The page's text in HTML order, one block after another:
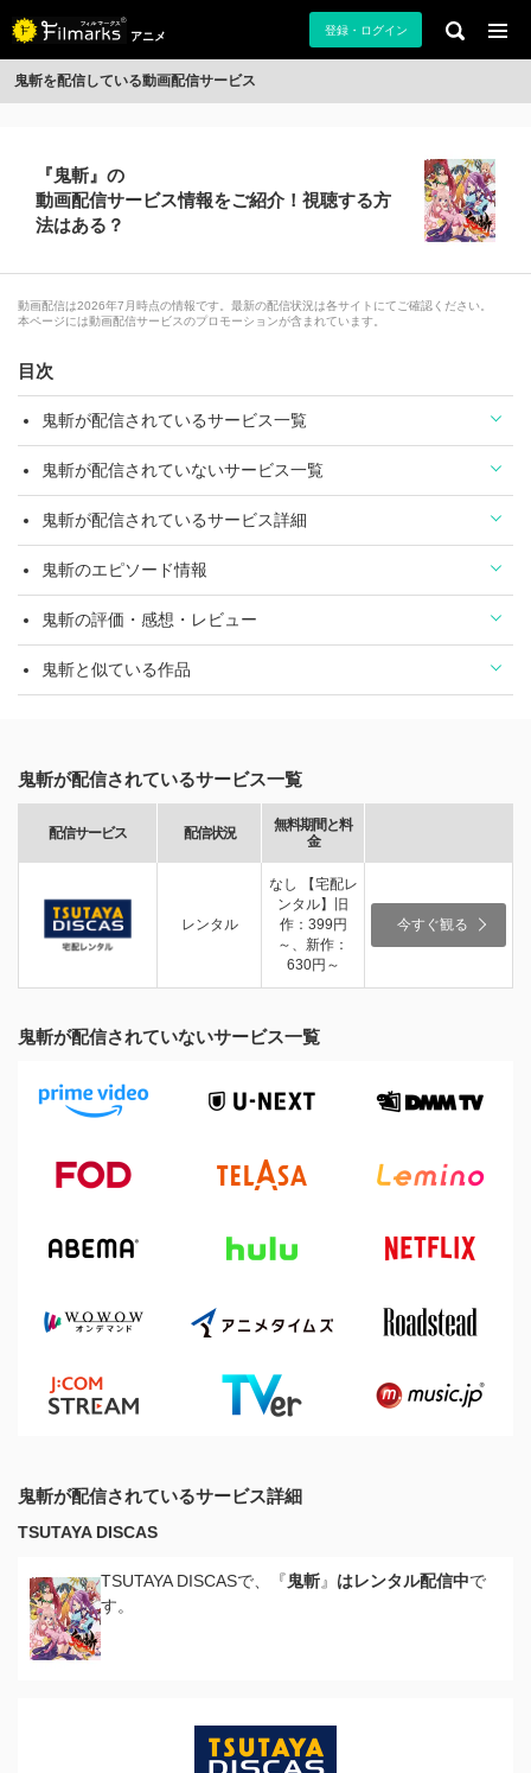
アニメ 登録・ログイン
鬼斬を配信している動画配信サービス
『鬼斬』の
動画配信サービス情報をご紹介！視聴する方
法はある？
動画配信は2026年7月時点の情報です。最新の配信状況は各サイトにてご確認ください。
本ページには動画配信サービスのプロモーションが含まれています。
目次
鬼斬が配信されているサービス一覧
鬼斬が配信されていないサービス一覧
鬼斬が配信されているサービス詳細
鬼斬のエピソード情報
鬼斬の評価・感想・レビュー
鬼斬と似ている作品
鬼斬が配信されているサービス一覧
配信サービス 配信状況
無料期間と料
金
レンタル
なし 【宅配レ
ンタル】旧
作：399円
～、新作：
630円～
今すぐ観る
鬼斬が配信されていないサービス一覧
鬼斬が配信されているサービス詳細
TSUTAYA DISCAS
TSUTAYA DISCASで、『鬼斬』 はレンタル配信中で
す。